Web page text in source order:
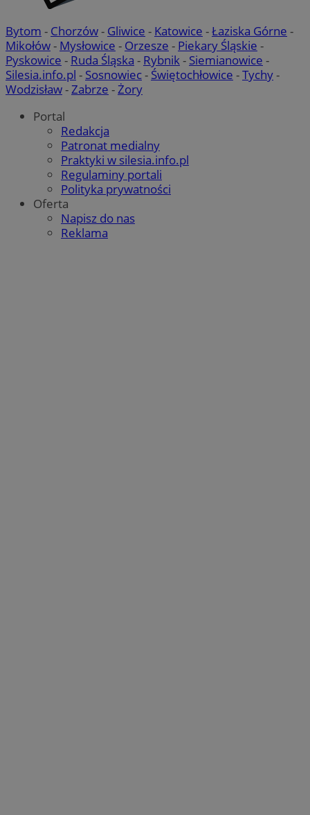
Bytom - Chorzów- Gliwice - Katowice -Łaziska Górne -
Mikołów- Mysłowice - Orzesze - Piekary Śląskie -
Pyskowice - Ruda Śląska - Rybnik- Siemianowice -
Silesia.info.pl - Sosnowiec- Świętochłowice -Tychy-
Wodzisław-Zabrze -Żory
Portal
Redakcja
Patronat medialny
Praktyki w silesia.info.pl
Regulaminy portali
Polityka prywatności
Oferta
Napisz do nas
Reklama